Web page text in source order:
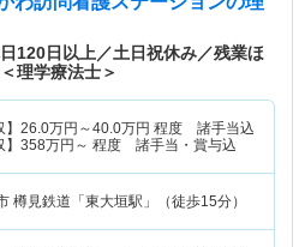
120日以上／土日祝休み／残業ほ
理学療法士＞
26.0万円～40.0万円 程度 諸手当込
358万円～ 程度 諸手当・賞与込
樽見鉄道「東大垣駅」（徒歩15分）